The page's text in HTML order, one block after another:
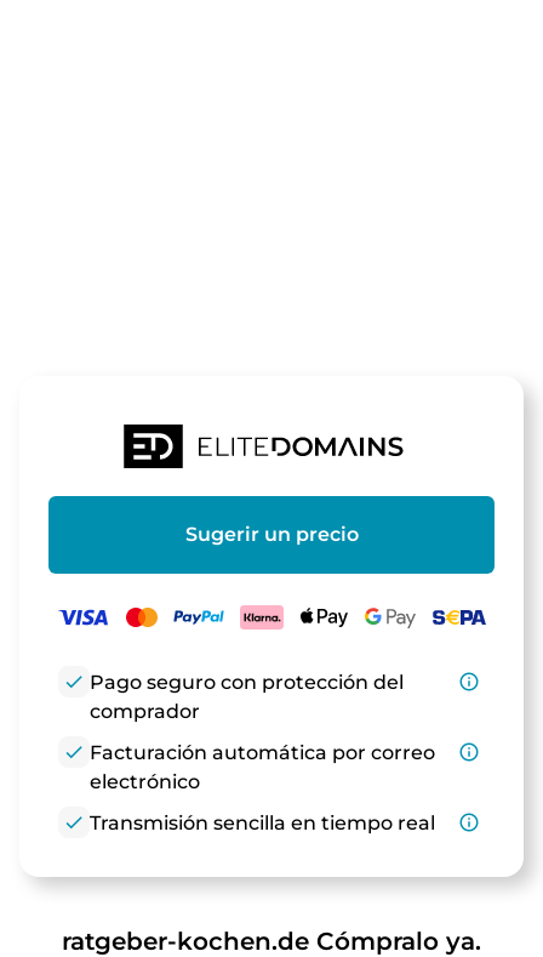
Sugerir un precio
check Pago seguro con protección del
comprador
info_outline
check Facturación automática por correo
electrónico
info_outline
check Transmisión sencilla en tiempo real info_outline
ratgeber-kochen.de Cómpralo ya.